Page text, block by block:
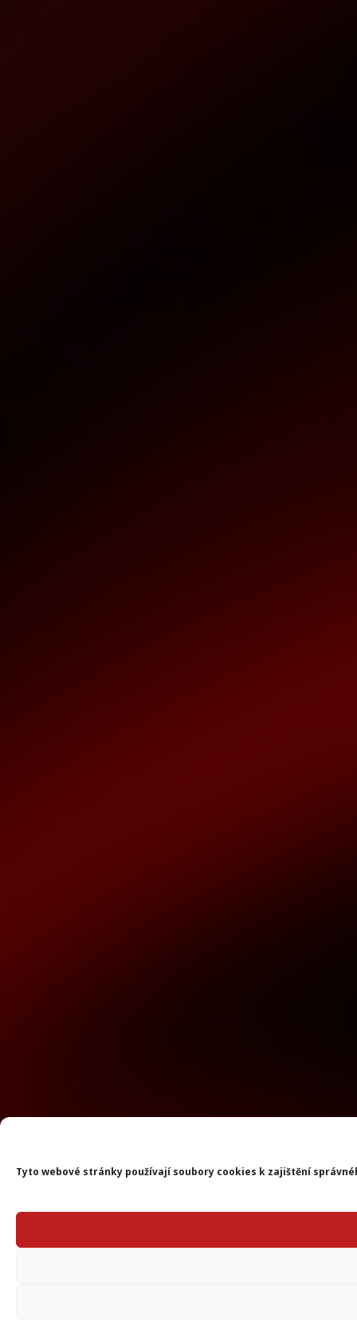
Tyto webové stránky používají soubory cookies k zajištění